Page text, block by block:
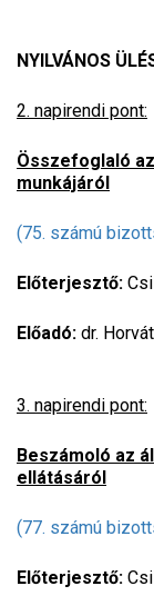
NYILVÁNOS
2. napirendi pont:
Összefoglaló
munkájáról
(75. számú
Előterjesztő:
Előadó: dr.
3. napirendi pont:
Beszámoló az
ellátásáról
(77. számú
Előterjesztő: